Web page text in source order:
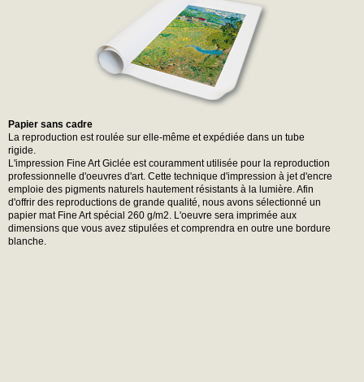
Papier sans cadre
La reproduction est roulée sur elle-même et expédiée dans un tube
rigide.
L'impression Fine Art Giclée est couramment utilisée pour la reproduction
professionnelle d'oeuvres d'art. Cette technique d'impression à jet d'encre
emploie des pigments naturels hautement résistants à la lumière. Afin
d'offrir des reproductions de grande qualité, nous avons sélectionné un
papier mat Fine Art spécial 260 g/m2. L'oeuvre sera imprimée aux
dimensions que vous avez stipulées et comprendra en outre une bordure
blanche.